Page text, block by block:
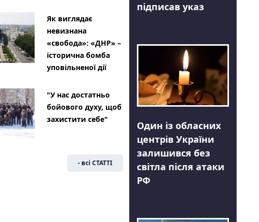
Як виглядає
невизнана
«свобода»: «ДНР» –
історична бомба
уповільненої дії
"У нас достатньо
бойового духу, щоб
захистити себе"
- всі СТАТТІ
підписав указ
Один із обласних
центрів України
залишився без
світла після атаки
РФ